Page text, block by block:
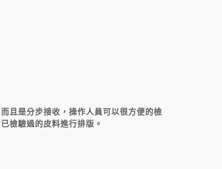
且是分步接收，操作人員可以很方便的檢
檢驗過的皮料進行排版。